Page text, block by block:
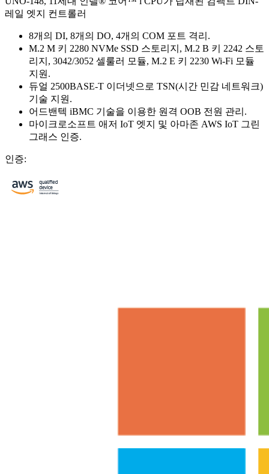
레일 엣지 컨트롤러
8개의 DI, 8개의 DO, 4개의 COM 포트 격리.
M.2 M 키 2280 NVMe SSD 스토리지, M.2 B 키 2242 스토
리지, 3042/3052 셀룰러 모듈, M.2 E 키 2230 Wi-Fi 모듈
지원.
듀얼 2500BASE-T 이더넷으로 TSN(시간 민감 네트워크)
기술 지원.
어드밴텍 iBMC 기술을 이용한 원격 OOB 전원 관리.
마이크로소프트 애저 IoT 엣지 및 아마존 AWS IoT 그린
그래스 인증.
인증: